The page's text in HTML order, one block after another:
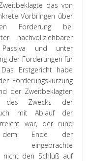
das von
Vorbringen über
Forderung bei
nachvollziehbarer
und unter
der Forderungen für
Erstgericht habe
Forderungskürzung
der Zweitbeklagten
des Zwecks der
mit Ablauf der
war, der rund
dem Ende der
nicht den Schluß auf